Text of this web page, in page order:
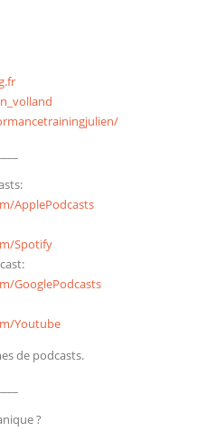
ApplePodcasts
Spotify
GooglePodcasts
Youtube
de podcasts.
?